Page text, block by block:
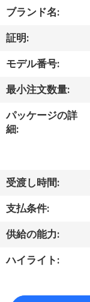
ク
ト
私
に
い
て
工
場
ブランド名:
証明:
モデル番号:
最小注文数量:
パッケージの詳
細:
受渡し時間:
支払条件:
供給の能力:
ハイライト: